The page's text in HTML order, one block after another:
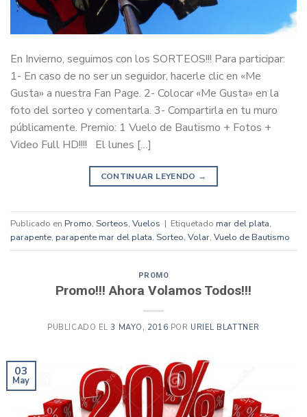
En Invierno, seguimos con los SORTEOS!!! Para participar:
1- En caso de no ser un seguidor, hacerle clic en «Me
Gusta» a nuestra Fan Page. 2- Colocar «Me Gusta» en la
foto del sorteo y comentarla. 3- Compartirla en tu muro
públicamente. Premio: 1 Vuelo de Bautismo + Fotos +
Video Full HD!!!! El lunes […]
CONTINUAR LEYENDO →
Publicado en Promo, Sorteos, Vuelos | Etiquetado mar del plata,
parapente, parapente mar del plata, Sorteo, Volar, Vuelo de Bautismo
PROMO
Promo!!! Ahora Volamos Todos!!!
PUBLICADO EL 3 MAYO, 2016 POR URIEL BLATTNER
03
May